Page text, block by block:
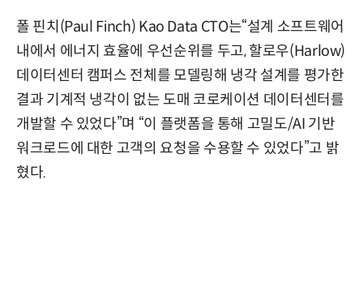
폴 핀치(Paul Finch) Kao Data CTO는“설계 소프트웨어
내에서 에너지 효율에 우선순위를 두고, 할로우(Harlow)
데이터센터 캠퍼스 전체를 모델링해 냉각 설계를 평가한
결과 기계적 냉각이 없는 도매 코로케이션 데이터센터를
개발할 수 있었다”며 “이 플랫폼을 통해 고밀도/AI 기반
워크로드에 대한 고객의 요청을 수용할 수 있었다”고 밝
혔다.